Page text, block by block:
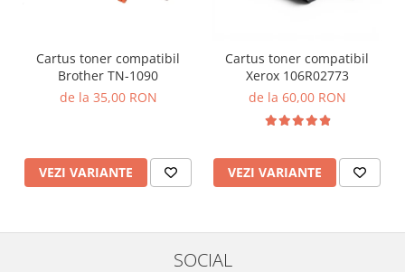
Cartus toner compatibil
Brother TN-1090
de la 35,00 RON
VEZI VARIANTE
Cartus toner compatibil
Xerox 106R02773
de la 60,00 RON
VEZI VARIANTE
SOCIAL